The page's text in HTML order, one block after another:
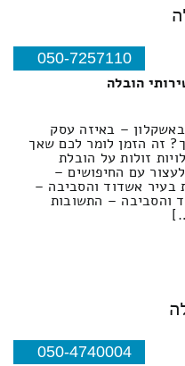
050-7257110
הובלה
– באיזה עסק
זה הזמן לומר לכם שאך
זולות על הובלת
עם החיפושים –
בעיר אשדוד והסביבה –
והסביבה – התשובות
050-4740004